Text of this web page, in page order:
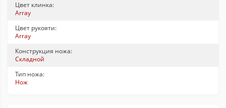
Цвет клинка:
Array
Цвет рукояти:
Array
Конструкция ножа:
Складной
Тип ножа:
Нож